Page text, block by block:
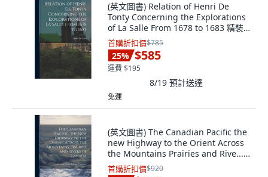
(英文圖書) Relation of Henri De
Tonty Concerning the Explorations
of La Salle From 1678 to 1683 精裝
版, Legare Street Press, 英文
首購折扣價$785
25% $585
運費 $195
8/19 預計送達
免運
(英文圖書) The Canadian Pacific the
new Highway to the Orient Across
the Mountains Prairies and Rive...
精裝版, Legare Street Press, 英文
首購折扣價$920